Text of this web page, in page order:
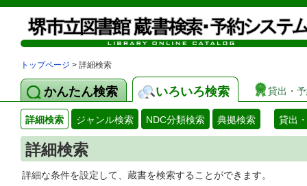
トップページ > 詳細検索
かんたん検索 いろいろ検索 貸出・
詳細検索 ジャンル検索 NDC分類検索 典拠検索 貸出
詳細検索
詳細な条件を設定して、蔵書を検索することができます。